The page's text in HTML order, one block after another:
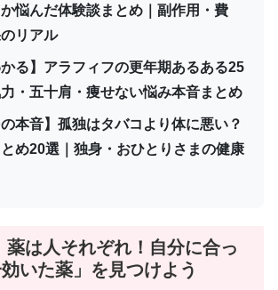
悩んだ体験談まとめ｜副作用・費
リアル
かる】アラフィフの更年期あるある25
・五十肩・痩せない悩み本音まとめ
の本音】孤独はタバコより体に悪い？
め20選｜独身・おひとりさまの健康
薬は人それぞれ！自分に合っ
いた薬」を見つけよう